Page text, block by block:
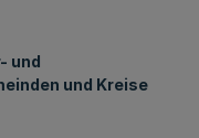
und
und Kreise